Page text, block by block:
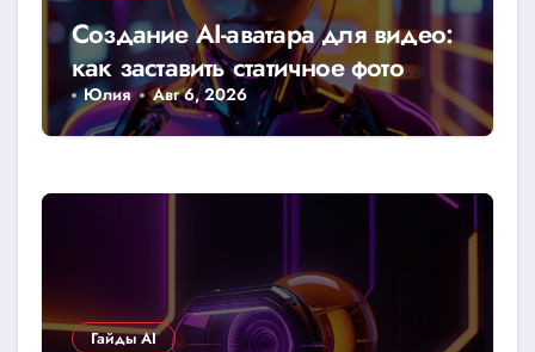
Создание AI-аватара для видео:
как заставить статичное фото
говорить
Юлия Авг 6, 2026
Гайды AI